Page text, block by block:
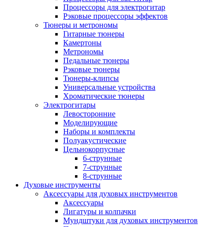
Процессоры для электрогитар
Рэковые процессоры эффектов
Тюнеры и метрономы
Гитарные тюнеры
Камертоны
Метрономы
Педальные тюнеры
Рэковые тюнеры
Тюнеры-клипсы
Универсальные устройства
Хроматические тюнеры
Электрогитары
Левосторонние
Моделирующие
Наборы и комплекты
Полуакустические
Цельнокорпусные
6-струнные
7-струнные
8-струнные
Духовые инструменты
Аксессуары для духовых инструментов
Аксессуары
Лигатуры и колпачки
Мундштуки для духовых инструментов